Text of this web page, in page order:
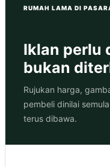
RUMAH LAMA DI
Iklan perlu
bukan
Rujukan harga,
pembeli dinilai
terus dibawa.